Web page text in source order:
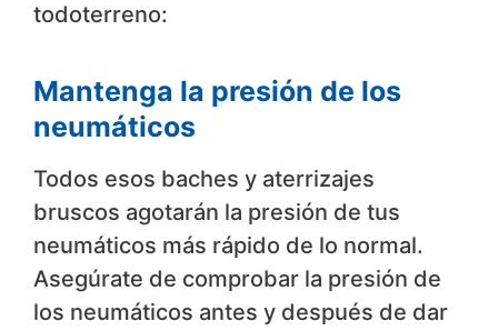
todoterreno:
Mantenga la presión de los
neumáticos
Todos esos baches y aterrizajes
bruscos agotarán la presión de tus
neumáticos más rápido de lo normal.
Asegúrate de comprobar la presión de
los neumáticos antes y después de dar